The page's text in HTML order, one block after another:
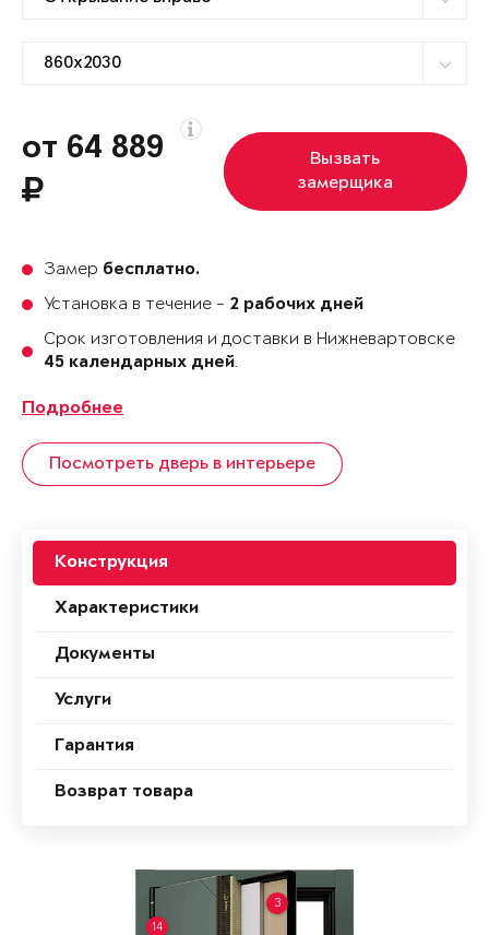
от 64 889
Вызвать
замерщика
Замер бесплатно.
Установка в течение - 2 рабочих дней
Срок изготовления и доставки в Нижневартовске
45 календарных дней.
Подробнее
Посмотреть дверь в интерьере
Конструкция
Характеристики
Документы
Услуги
Гарантия
Возврат товара
3
14